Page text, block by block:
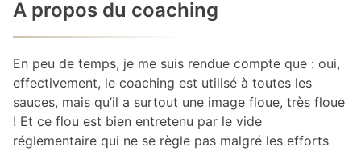
A propos du coaching
En peu de temps, je me suis rendue compte que : oui,
effectivement, le coaching est utilisé à toutes les
sauces, mais qu’il a surtout une image floue, très floue
! Et ce flou est bien entretenu par le vide
réglementaire qui ne se règle pas malgré les efforts